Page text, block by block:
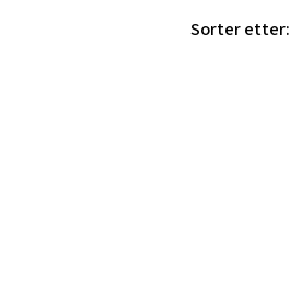
Sorter etter: